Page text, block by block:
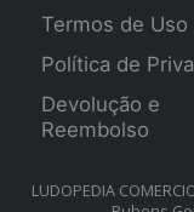
Termos de Uso
Política de
Devolução e
Reembolso
LUDOPEDIA